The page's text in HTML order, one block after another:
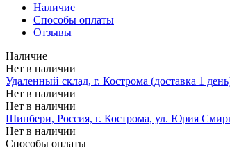
Наличие
Способы оплаты
Отзывы
Наличие
Нет в наличии
Удаленный склад, г. Кострома (доставка 1
Нет в наличии
Нет в наличии
Шинбери, Россия, г. Кострома, ул. Юрия
Нет в наличии
Способы оплаты